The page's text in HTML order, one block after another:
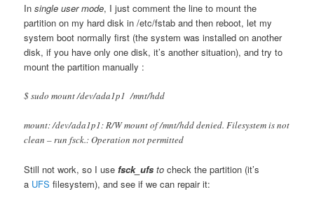
Insingle user mode, I just comment the line to mount the
partition on my hard disk in /etc/fstab and then reboot, let my
system boot normally first (the system was installed on another
disk, if you have only one disk, it’s another situation), and try to
mount the partition manually :
$ sudo mount /dev/ada1p1 /mnt/hdd
mount: /dev/ada1p1: R/W mount of /mnt/hdd denied. Filesystem is not
clean – run fsck.: Operation not permitted
Still not work, so I usefsck_ufs tocheck the partition (it’s
a UFS filesystem), and see if we can repair it: